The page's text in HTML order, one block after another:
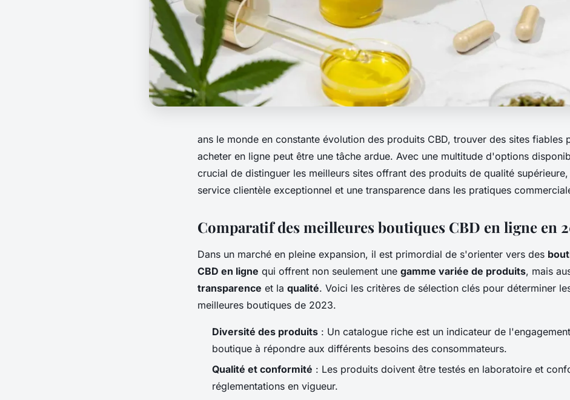
ans le monde en constante évolution des produits CBD, trouver des sites fiables
acheter en ligne peut être une tâche ardue. Avec une multitude d'options
crucial de distinguer les meilleurs sites offrant des produits de qualité supérieure,
service clientèle exceptionnel et une transparence dans les pratiques
Comparatif des meilleures boutiques CBD en ligne en
Dans un marché en pleine expansion, il est primordial de s'orienter vers des
CBD en ligne qui offrent non seulement une gamme variée de produits, mais
transparence et la qualité. Voici les critères de sélection clés pour déterminer
meilleures boutiques de 2023.
Diversité des produits : Un catalogue riche est un indicateur de
boutique à répondre aux différents besoins des consommateurs.
Qualité et conformité : Les produits doivent être testés en laboratoire et
réglementations en vigueur.